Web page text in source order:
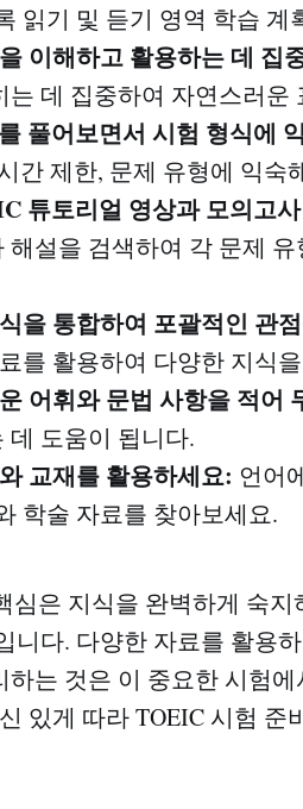
읽기 및 듣기 영역 학습 계
이해하고 활용하는 데 집
데 집중하여 자연스러운
풀어보면서 시험 형식에
간 제한, 문제 유형에 익숙
튜토리얼 영상과 모의고
설을 검색하여 각 문제
을 통합하여 포괄적인 관
를 활용하여 다양한 지식
어휘와 문법 사항을 적어
데 도움이 됩니다.
교재를 활용하세요: 언어
학술 자료를 찾아보세요.
심은 지식을 완벽하게 숙
니다. 다양한 자료를 활용
는 것은 이 중요한 시험
있게 따라 TOEIC 시험 준